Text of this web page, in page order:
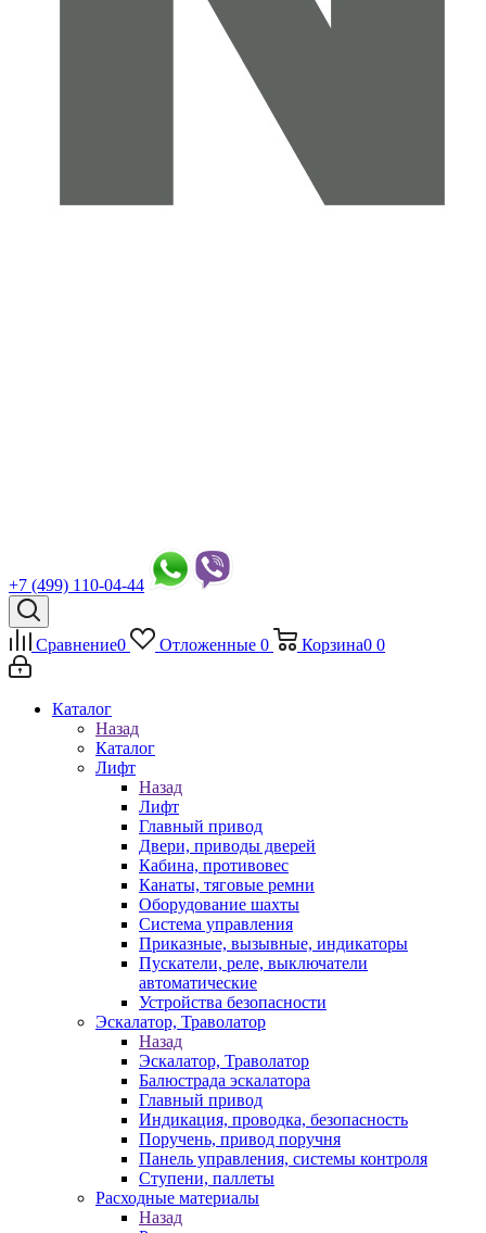
+7 (499) 110-04-44
Сравнение0 Отложенные 0 Корзина0 0
Каталог
Назад
Каталог
Лифт
Назад
Лифт
Главный привод
Двери, приводы дверей
Кабина, противовес
Канаты, тяговые ремни
Оборудование шахты
Система управления
Приказные, вызывные, индикаторы
Пускатели, реле, выключатели
автоматические
Устройства безопасности
Эскалатор, Траволатор
Назад
Эскалатор, Траволатор
Балюстрада эскалатора
Главный привод
Индикация, проводка, безопасность
Поручень, привод поручня
Панель управления, системы контроля
Ступени, паллеты
Расходные материалы
Назад